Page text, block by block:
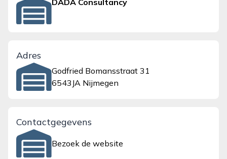
DADA Consultancy
Adres
Godfried Bomansstraat 31
6543JA Nijmegen
Contactgegevens
Bezoek de website